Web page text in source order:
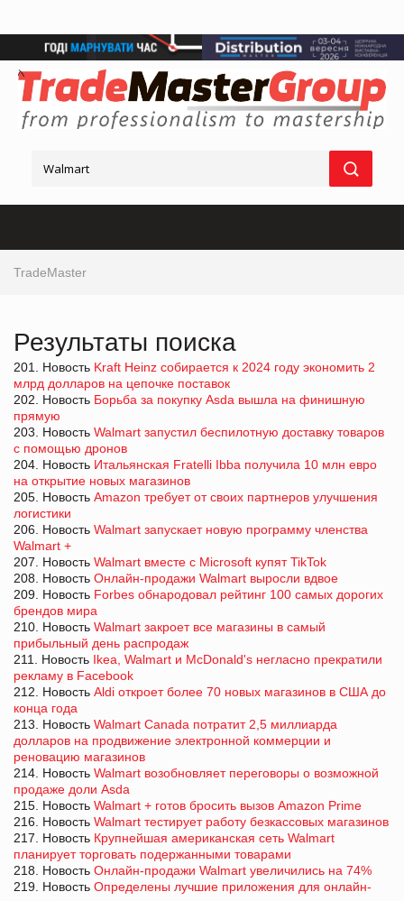
TradeMaster
Результаты поиска
201. Новость Kraft Heinz собирается к 2024 году экономить 2
млрд долларов на цепочке поставок
202. Новость Борьба за покупку Asda вышла на финишную
прямую
203. Новость Walmart запустил беспилотную доставку товаров
с помощью дронов
204. Новость Итальянская Fratelli Ibba получила 10 млн евро
на открытие новых магазинов
205. Новость Amazon требует от своих партнеров улучшения
логистики
206. Новость Walmart запускает новую программу членства
Walmart +
207. Новость Walmart вместе с Microsoft купят TikTok
208. Новость Онлайн-продажи Walmart выросли вдвое
209. Новость Forbes обнародовал рейтинг 100 самых дорогих
брендов мира
210. Новость Walmart закроет все магазины в самый
прибыльный день распродаж
211. Новость Ikea, Walmart и McDonald's негласно прекратили
рекламу в Facebook
212. Новость Aldi откроет более 70 новых магазинов в США до
конца года
213. Новость Walmart Canada потратит 2,5 миллиарда
долларов на продвижение электронной коммерции и
реновацию магазинов
214. Новость Walmart возобновляет переговоры о возможной
продаже доли Asda
215. Новость Walmart + готов бросить вызов Amazon Prime
216. Новость Walmart тестирует работу безкассовых магазинов
217. Новость Крупнейшая американская сеть Walmart
планирует торговать подержанными товарами
218. Новость Онлайн-продажи Walmart увеличились на 74%
219. Новость Определены лучшие приложения для онлайн-